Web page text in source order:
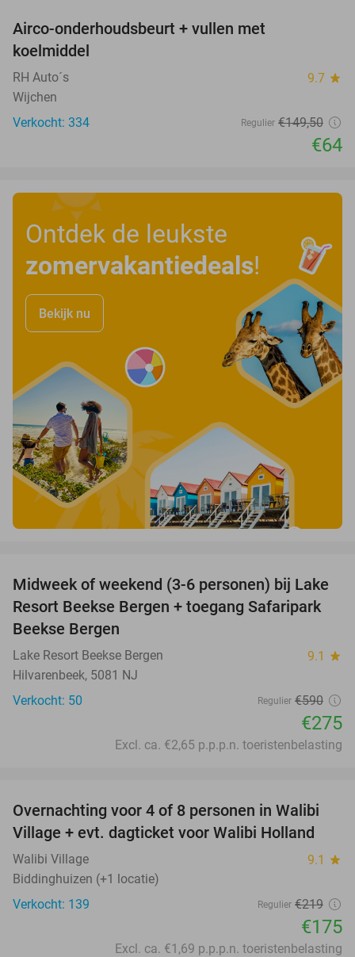
Airco-onderhoudsbeurt + vullen met
koelmiddel
RH Auto´s 9.7 star
Wijchen
Verkocht: 334
Regulier €149,50
€64
Ontdek de leukste
zomervakantiedeals!
Bekijk nu
53%
Midweek of weekend (3-6 personen) bij Lake
Resort Beekse Bergen + toegang Safaripark
Beekse Bergen
Lake Resort Beekse Bergen 9.1 star
Hilvarenbeek, 5081 NJ
Verkocht: 50
Regulier €590
€275
Excl. ca. €2,65 p.p.p.n. toeristenbelasting
20%
Overnachting voor 4 of 8 personen in Walibi
Village + evt. dagticket voor Walibi Holland
Walibi Village 9.1 star
Biddinghuizen (+1 locatie)
Verkocht: 139
Regulier €219
€175
Excl. ca. €1,69 p.p.p.n. toeristenbelasting